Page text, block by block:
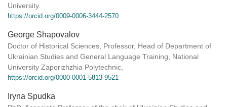
University.
https://orcid.org/0009-0006-3444-2570
George Shapovalov
Doctor of Historical Sciences, Professor, Head of Department of
Ukrainian Studies and General Language Training, National
University Zaporizhzhia Polytechnic,
https://orcid.org/0000-0001-5813-9521
Iryna Spudka